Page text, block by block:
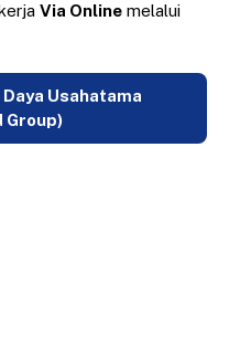
Via Online melalui
Usahatama
Group)